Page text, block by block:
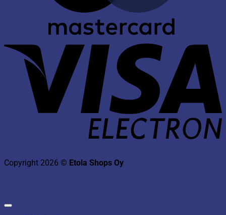
Copyright 2026 © Etola Shops Oy